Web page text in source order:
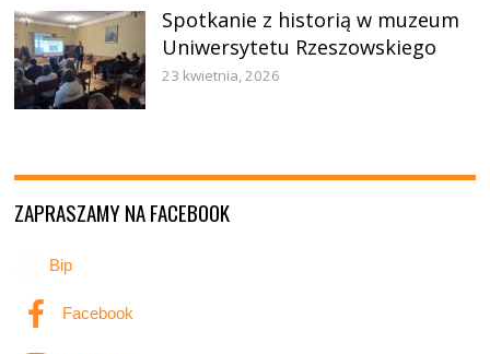
Spotkanie z historią w muzeum
Uniwersytetu Rzeszowskiego
23 kwietnia, 2026
ZAPRASZAMY NA FACEBOOK
Bip
Facebook